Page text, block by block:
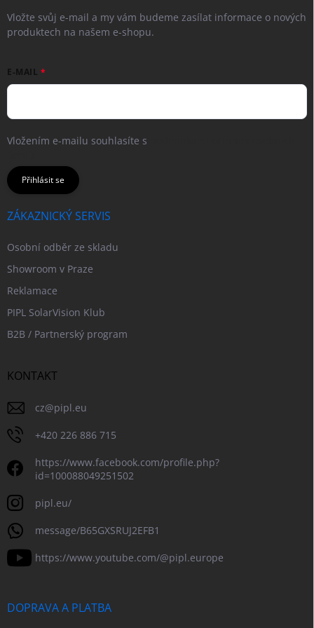
Vložte svůj e-mail a my vám budeme zasílat informace o nových
produktech na našem e-shopu.
E-MAIL
Vložením e-mailu souhlasíte s
Přihlásit se
ZÁKAZNICKÝ SERVIS
Osobní odběr ze skladu
Showroom v Praze
Reklamace
PIPL SolarVision Klub
B2B / Partnerský program
KONTAKT
cz@pipl.eu
+420 226 886 715
https://www.facebook.com/profile.php?
id=100088049251502
pipl.eu/
message/B65GXSRUJ2EFB1
https://www.youtube.com/@pipl.europe
DOPRAVA A PLATBA